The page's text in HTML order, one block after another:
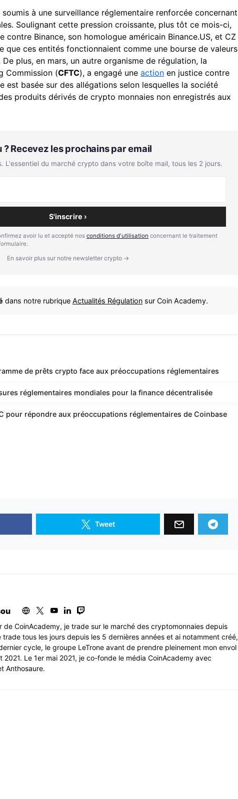
soumis à une surveillance réglementaire renforcée concernant
Soulignant cette pression croissante, plus tôt ce mois-ci,
contre Binance, son homologue américain Binance.US, et CZ
que ces entités fonctionnaient comme une bourse de valeurs
plus, en mars, un autre organisme de régulation, la
Commission (CFTC), a engagé une action en justice contre
est basée sur des allégations selon lesquelles la société
produits dérivés de crypto monnaies non enregistrés aux
Recevez les prochains par email
L'essentiel du marché crypto dans votre boîte mail, tous les 2 jours.
S'inscrire ›
avoir lu et accepté nos conditions d'utilisation concernant le traitement
En savoir plus sur notre newsletter crypto →
dans notre rubrique Actualités Régulation sur Coin Academy.
de prêts crypto face aux préoccupations réglementaires
réglementaires mondiales pour la finance décentralisée
pour répondre aux préoccupations réglementaires de Coinbase
Tweet
de CoinAcademy, je trade sur le marché des cryptomonnaies depuis
trade tous les jours depuis les 5 dernières années et ai notamment créé,
cycle, le groupe LeTrone avant de prendre pleinement mon envol
2021. Le 1er mai 2021, je co-fonde le média CoinAcademy avec
Anthosaure.